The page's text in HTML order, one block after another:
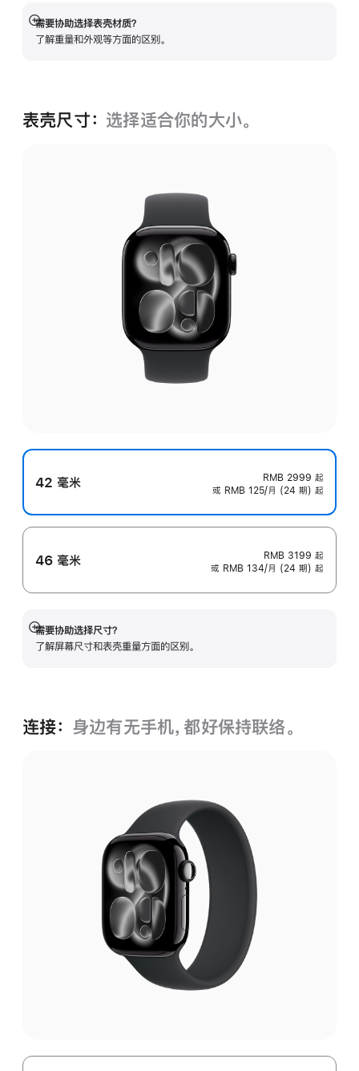
需要协助选择表壳材质？
了解重量和外观等方面的区别。
展
开
表壳尺寸： 选择适合你的大小。
42 毫米 RMB 2999 起
或 RMB 125/月 (24 期) 起
46 毫米 RMB 3199 起
或 RMB 134/月 (24 期) 起
需要协助选择尺寸？
了解屏幕尺寸和表壳重量方面的区别。
展
开
连接： 身边有无手机，都好保持联络。